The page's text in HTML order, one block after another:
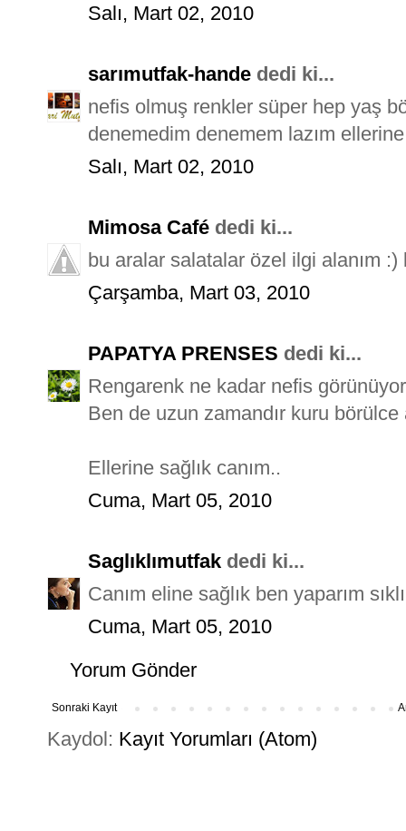
Salı, Mart 02, 2010
sarımutfak-hande dedi ki...
nefis olmuş renkler süper hep yaş
denemedim denemem lazım ellerine
Salı, Mart 02, 2010
Mimosa Café dedi ki...
bu aralar salatalar özel ilgi alanım
Çarşamba, Mart 03, 2010
PAPATYA PRENSES dedi ki...
Rengarenk ne kadar nefis
Ben de uzun zamandır kuru
Ellerine sağlık canım..
Cuma, Mart 05, 2010
Saglıklımutfak dedi ki...
Canım eline sağlık ben yaparım
Cuma, Mart 05, 2010
Yorum Gönder
Sonraki Kayıt
Kaydol: Kayıt Yorumları (Atom)